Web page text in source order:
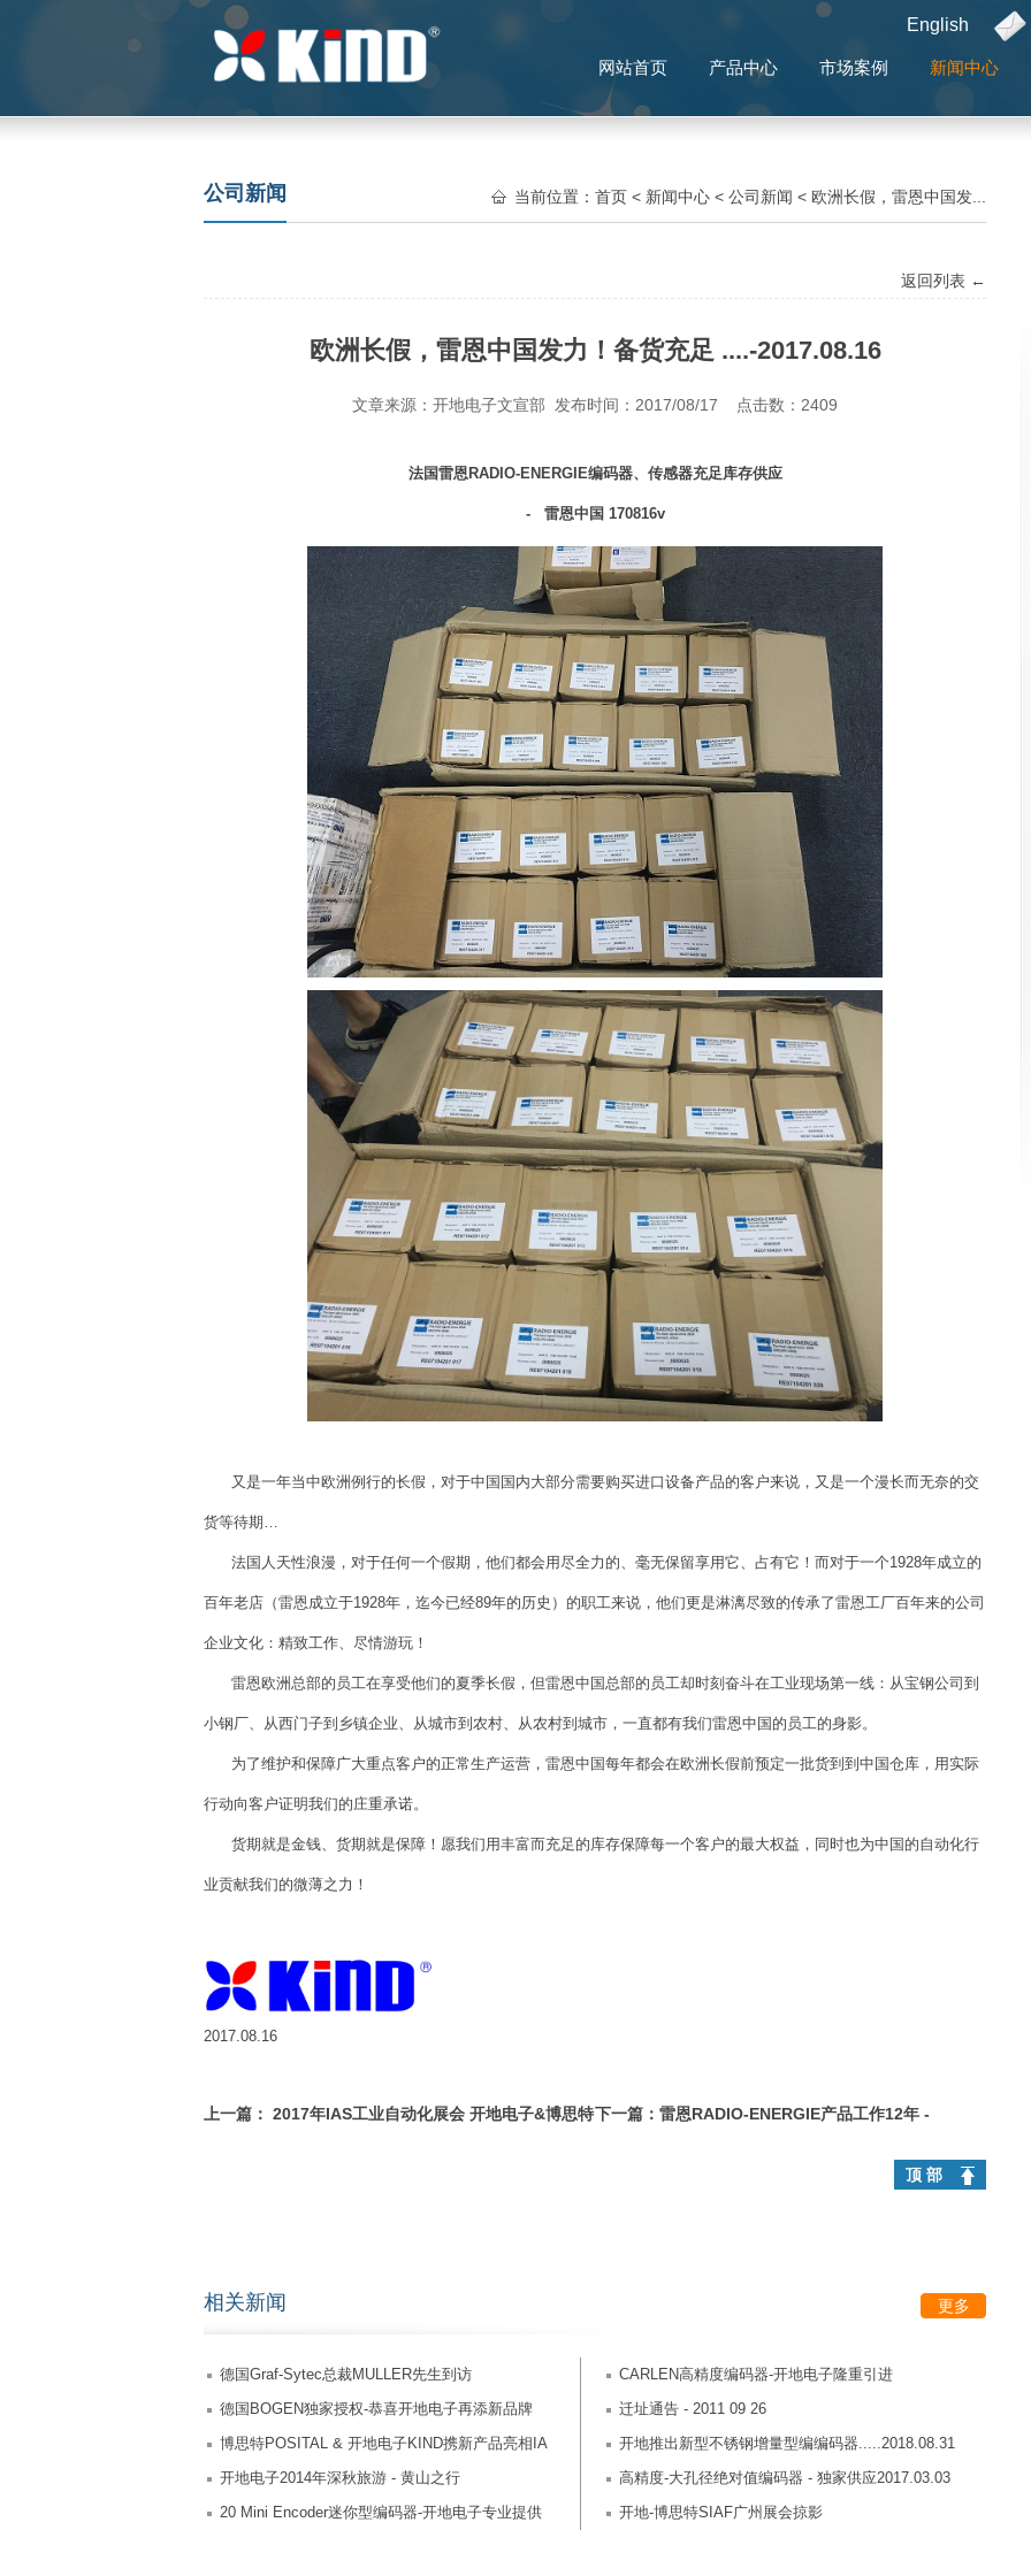
English
网站首页 产品中心 市场案例 新闻中心
公司新闻 当前位置： 首页 < 新闻中心 < 公司新闻 < 欧洲长假，雷恩中国发...
返回列表 ←
欧洲长假，雷恩中国发力！备货充足 ....-2017.08.16
文章来源：开地电子文宣部 发布时间：2017/08/17 点击数： 2409
法国雷恩RADIO-ENERGIE编码器、传感器充足库存供应
- 雷恩中国 170816v
又是一年当中欧洲例行的长假，对于中国国内大部分需要购买进口设备产品的客户来说，又是一个漫长而无奈的交
货等待期…
法国人天性浪漫，对于任何一个假期，他们都会用尽全力的、毫无保留享用它、占有它！而对于一个1928年成立的
百年老店（雷恩成立于1928年，迄今已经89年的历史）的职工来说，他们更是淋漓尽致的传承了雷恩工厂百年来的公司
企业文化：精致工作、尽情游玩！
雷恩欧洲总部的员工在享受他们的夏季长假，但雷恩中国总部的员工却时刻奋斗在工业现场第一线：从宝钢公司到
小钢厂、从西门子到乡镇企业、从城市到农村、从农村到城市，一直都有我们雷恩中国的员工的身影。
为了维护和保障广大重点客户的正常生产运营，雷恩中国每年都会在欧洲长假前预定一批货到到中国仓库，用实际
行动向客户证明我们的庄重承诺。
货期就是金钱、货期就是保障！愿我们用丰富而充足的库存保障每一个客户的最大权益，同时也为中国的自动化行
业贡献我们的微薄之力！
2017.08.16
上一篇： 2017年IAS工业自动化展会 开地电子&博思特下一篇： 雷恩RADIO-ENERGIE产品工作12年 -
顶 部
相关新闻 更多
德国Graf-Sytec总裁MULLER先生到访
CARLEN高精度编码器-开地电子隆重引进
德国BOGEN独家授权-恭喜开地电子再添新品牌
迁址通告 - 2011 09 26
博思特POSITAL & 开地电子KIND携新产品亮相IA
Beijing 2014国际自动化展
开地推出新型不锈钢增量型编编码器.....2018.08.31
开地电子2014年深秋旅游 - 黄山之行
高精度-大孔径绝对值编码器 - 独家供应2017.03.03
20 Mini Encoder迷你型编码器-开地电子专业提供
开地-博思特SIAF广州展会掠影